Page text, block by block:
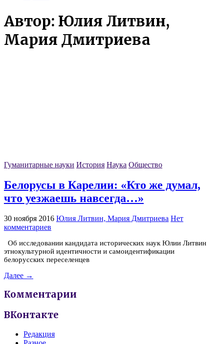
Автор: Юлия Литвин,
Мария Дмитриева
Гуманитарные науки История Наука Общество
Белорусы в Карелии: «Кто же думал,
что уезжаешь навсегда…»
30 ноября 2016 Юлия Литвин, Мария Дмитриева Нет
комментариев
Об исследовании кандидата исторических наук Юлии Литвин
этнокультурной идентичности и самоидентификации
белорусских переселенцев
Далее →
Комментарии
ВКонтакте
Редакция